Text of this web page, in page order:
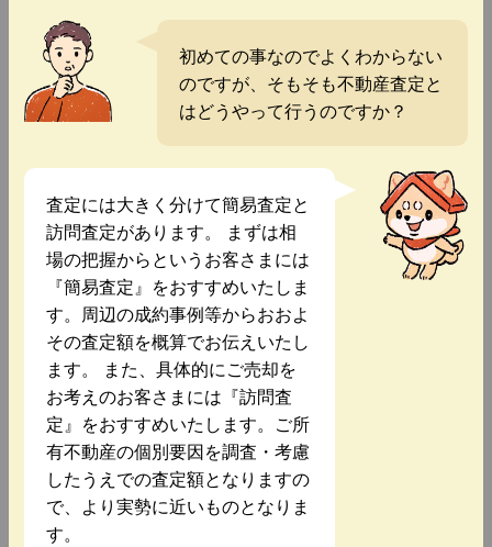
初めての事なのでよくわからない
のですが、そもそも不動産査定と
はどうやって行うのですか？
査定には大きく分けて簡易査定と
訪問査定があります。 まずは相
場の把握からというお客さまには
『簡易査定』をおすすめいたしま
す。周辺の成約事例等からおおよ
その査定額を概算でお伝えいたし
ます。 また、具体的にご売却を
お考えのお客さまには『訪問査
定』をおすすめいたします。ご所
有不動産の個別要因を調査・考慮
したうえでの査定額となりますの
で、より実勢に近いものとなりま
す。